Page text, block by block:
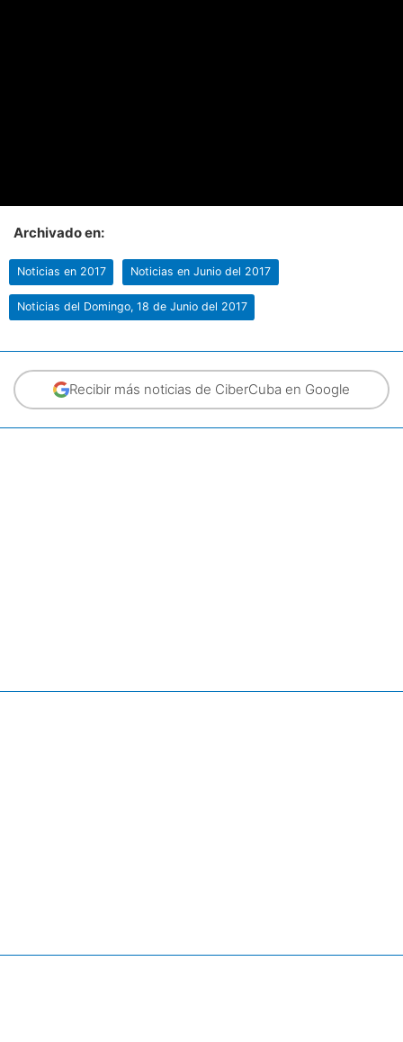
Archivado en:
Noticias en 2017 Noticias en Junio del 2017
Noticias del Domingo, 18 de Junio del 2017
Recibir más noticias de CiberCuba en Google